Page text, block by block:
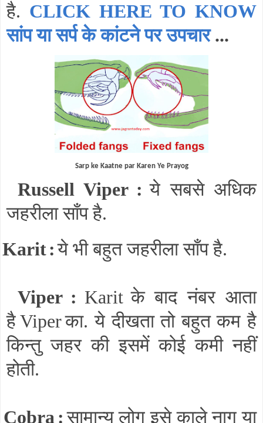
है. CLICK HERE TO KNOW
सांप या सर्प के कांटने पर उपचार...
Sarp ke Kaatne par Karen Ye Prayog
Russell Viper : ये सबसे अधिक
जहरीला साँप है.
Karit:ये भी बहुत जहरीला साँप है.
Viper : Karit के बाद नंबर आता
हैViperका. ये दीखता तो बहुत कम है
किन्तु जहर की इसमें कोई कमी नहीं
होती.
Cobra: सामान्य लोग इसे काले नाग या